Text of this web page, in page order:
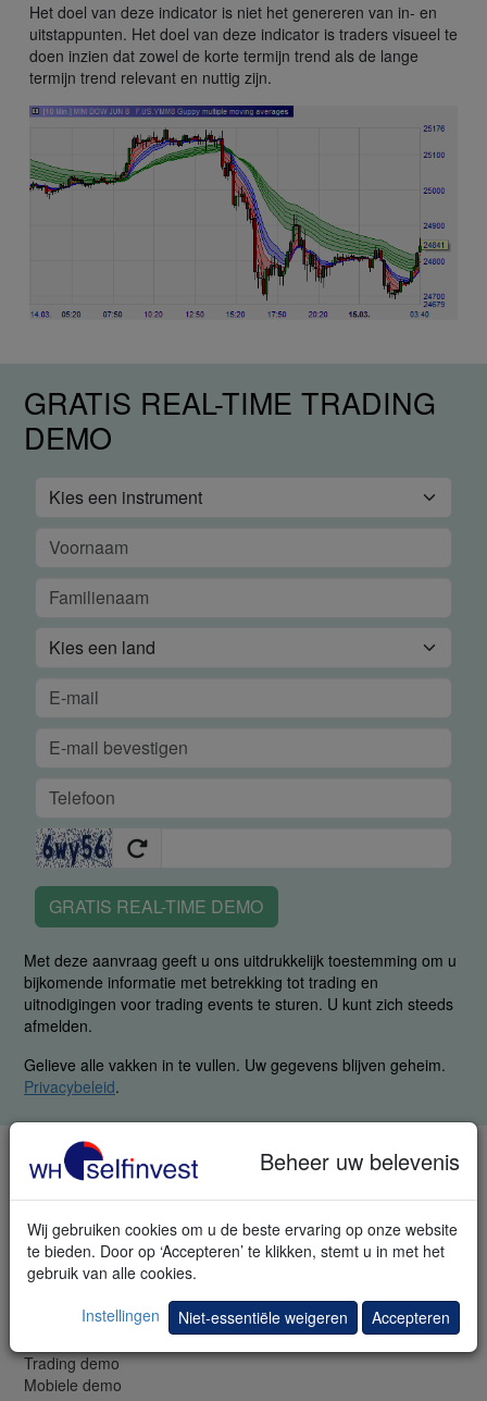
Het doel van deze indicator is niet het genereren van in- en
uitstappunten. Het doel van deze indicator is traders visueel te
doen inzien dat zowel de korte termijn trend als de lange
termijn trend relevant en nuttig zijn.
Beheer uw belevenis
Wij gebruiken cookies om u de beste ervaring op onze website
te bieden. Door op ‘Accepteren’ te klikken, stemt u in met het
gebruik van alle cookies.
Instellingen
Niet-essentiële weigeren Accepteren
GRATIS REAL-TIME TRADING
DEMO
GRATIS REAL-TIME DEMO
Met deze aanvraag geeft u ons uitdrukkelijk toestemming om u
bijkomende informatie met betrekking tot trading en
uitnodigingen voor trading events te sturen. U kunt zich steeds
afmelden.
Gelieve alle vakken in te vullen. Uw gegevens blijven geheim.
Privacybeleid.
TELEFOON & FAX
NL: +31 (0)20 737 00 54
Fax: +31 (0)20 88 81 22 7
Webinars en seminars
Trading demo
Mobiele demo